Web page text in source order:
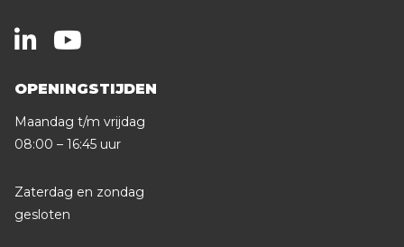
OPENINGSTIJDEN
Maandag t/m vrijdag
08:00 – 16:45 uur
Zaterdag en zondag
gesloten